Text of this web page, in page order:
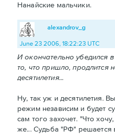
Нанайские мальчики.
alexandrov_g
June 23 2006, 18:22:23 UTC
И окончательно убедился
то, что пришло, продлится
десятилетия...
Ну, так уж и десятилетия.
режим независим и будет
сам того захочет. "Что
же... Судьба "РФ" решается